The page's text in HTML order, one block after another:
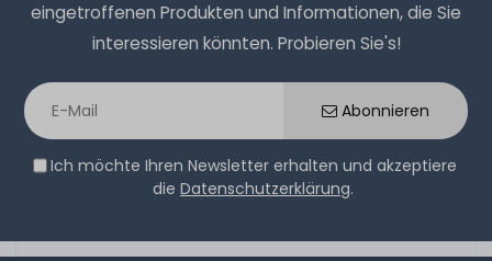
eingetroffenen Produkten und Informationen, die Sie
interessieren könnten. Probieren Sie's!
Abonnieren
Ich möchte Ihren Newsletter erhalten und akzeptiere
die Datenschutzerklärung.